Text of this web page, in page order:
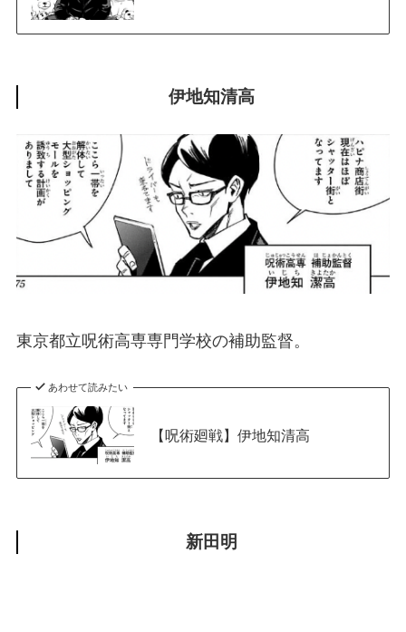
伊地知清高
東京都立呪術高専専門学校の補助監督。
あわせて読みたい
【呪術廻戦】伊地知清高
新田明